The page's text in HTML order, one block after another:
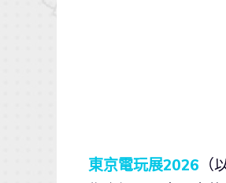
東京電玩展2026